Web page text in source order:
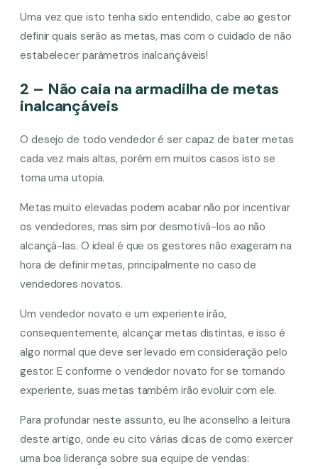
Uma vez que isto tenha sido entendido, cabe ao gestor
definir quais serão as metas, mas com o cuidado de não
estabelecer parâmetros inalcançáveis!
2 – Não caia na armadilha de metas
inalcançáveis
O desejo de todo vendedor é ser capaz de bater metas
cada vez mais altas, porém em muitos casos isto se
torna uma utopia.
Metas muito elevadas podem acabar não por incentivar
os vendedores, mas sim por desmotivá-los ao não
alcançá-las. O ideal é que os gestores não exageram na
hora de definir metas, principalmente no caso de
vendedores novatos.
Um vendedor novato e um experiente irão,
consequentemente, alcançar metas distintas, e isso é
algo normal que deve ser levado em consideração pelo
gestor. E conforme o vendedor novato for se tornando
experiente, suas metas também irão evoluir com ele.
Para profundar neste assunto, eu lhe aconselho a leitura
deste artigo, onde eu cito várias dicas de como exercer
uma boa liderança sobre sua equipe de vendas: